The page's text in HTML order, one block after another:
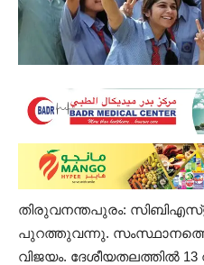
തിരുവനന്തപുരം:
പുറത്തുവന്നു. സംസ്ഥാനത്തെ
വിജയം. ദേശീയതലത്തിൽ